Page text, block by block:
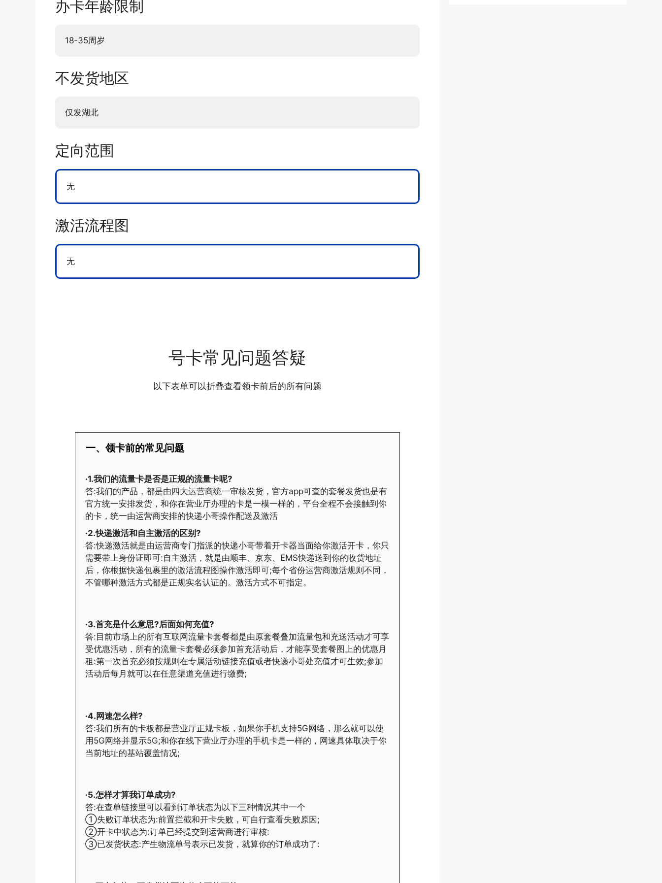
办卡年龄限制
18-35周岁
不发货地区
仅发湖北
定向范围
无
激活流程图
无
号卡常见问题答疑
以下表单可以折叠查看领卡前后的所有问题
一、领卡前的常见问题
·1.我们的流量卡是否是正规的流量卡呢?
答:我们的产品，都是由四大运营商统一审核发货，官方app可查的套餐发货也是有
官方统一安排发货，和你在营业厅办理的卡是一模一样的，平台全程不会接触到你
的卡，统一由运营商安排的快递小哥操作配送及激活
·2.快递激活和自主激活的区别?
答:快递激活就是由运营商专门指派的快递小哥带着开卡器当面给你激活开卡，你只
需要带上身份证即可:自主激活，就是由顺丰、京东、EMS快递送到你的收货地址
后，你根据快递包裹里的激活流程图操作激活即可;每个省份运营商激活规则不同，
不管哪种激活方式都是正规实名认证的。激活方式不可指定。
·3.首充是什么意思?后面如何充值?
答:目前市场上的所有互联网流量卡套餐都是由原套餐叠加流量包和充送活动才可享
受优惠活动，所有的流量卡套餐必须参加首充活动后，才能享受套餐图上的优惠月
租:第一次首充必须按规则在专属活动链接充值或者快递小哥处充值才可生效;参加
活动后每月就可以在任意渠道充值进行缴费;
·4.网速怎么样?
答:我们所有的卡板都是营业厅正规卡板，如果你手机支持5G网络，那么就可以使
用5G网络并显示5G;和你在线下营业厅办理的手机卡是一样的，网速具体取决于你
当前地址的基站覆盖情况;
·5.怎样才算我订单成功?
答:在查单链接里可以看到订单状态为以下三种情况其中一个
①失败订单状态为:前置拦截和开卡失败，可自行查看失败原因;
②开卡中状态为:订单已经提交到运营商进行审核:
③已发货状态:产生物流单号表示已发货，就算你的订单成功了: